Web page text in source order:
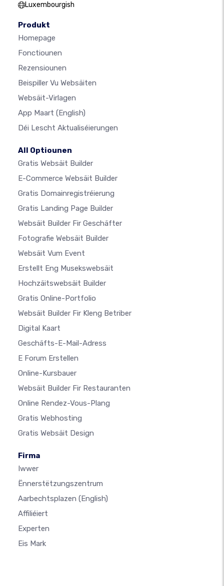
Luxembourgish
Produkt
Homepage
Fonctiounen
Rezensiounen
Beispiller Vu Websäiten
Websäit-Virlagen
App Maart (English)
Déi Lescht Aktualiséierungen
All Optiounen
Gratis Websäit Builder
E-Commerce Websäit Builder
Gratis Domainregistréierung
Gratis Landing Page Builder
Websäit Builder Fir Geschäfter
Fotografie Websäit Builder
Websäit Vum Event
Erstellt Eng Musekswebsäit
Hochzäitswebsäit Builder
Gratis Online-Portfolio
Websäit Builder Fir Kleng Betriber
Digital Kaart
Geschäfts-E-Mail-Adress
E Forum Erstellen
Online-Kursbauer
Websäit Builder Fir Restauranten
Online Rendez-Vous-Plang
Gratis Webhosting
Gratis Websäit Design
Firma
Iwwer
Ënnerstëtzungszentrum
Aarbechtsplazen (English)
Affiliéiert
Experten
Eis Mark